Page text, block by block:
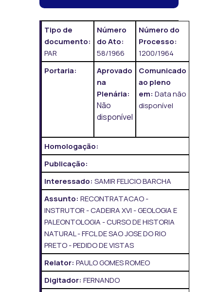
Tipo de
documento:
PAR
Número
do Ato:
58/1966
Número do
Processo:
1200/1964
Portaria:
Aprovado
na
Plenária:
Não
disponível
Comunicado
ao pleno
em: Data não
disponível
Homologação:
Publicação:
Interessado: SAMIR FELICIO BARCHA
Assunto: RECONTRATACAO -
INSTRUTOR - CADEIRA XVI - GEOLOGIA E
PALEONTOLOGIA - CURSO DE HISTORIA
NATURAL - FFCL DE SAO JOSE DO RIO
PRETO - PEDIDO DE VISTAS
Relator: PAULO GOMES ROMEO
Digitador: FERNANDO